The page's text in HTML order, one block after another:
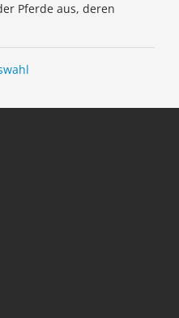
Pferde aus, deren